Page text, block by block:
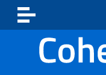
Vai ai contenuti
Vai al footer